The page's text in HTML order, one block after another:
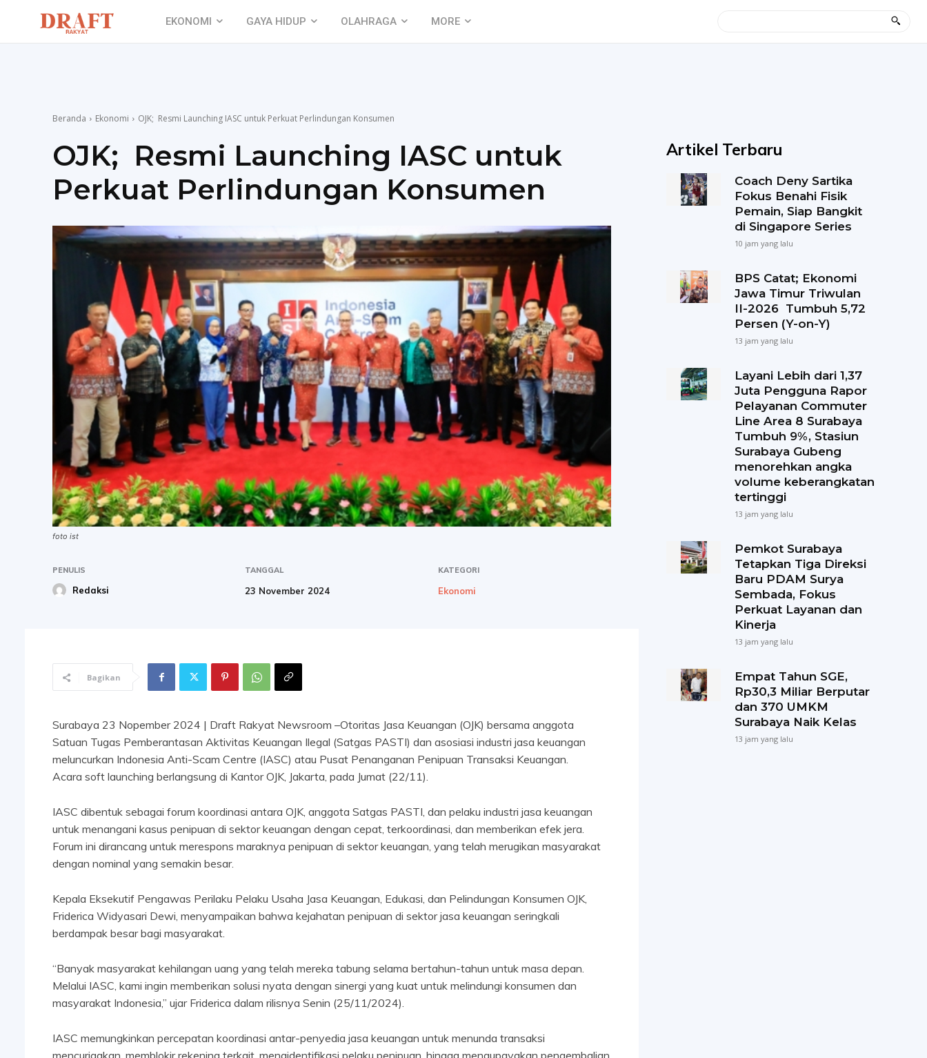
EKONOMI GAYA HIDUP OLAHRAGA MORE
Beranda Ekonomi OJK; Resmi Launching IASC untuk Perkuat Perlindungan Konsumen
OJK; Resmi Launching IASC untuk
Perkuat Perlindungan Konsumen
foto ist
PENULIS
Redaksi
TANGGAL
23 November 2024
KATEGORI
Ekonomi
Bagikan
Surabaya 23 Nopember 2024 | Draft Rakyat Newsroom –Otoritas Jasa Keuangan (OJK) bersama anggota
Satuan Tugas Pemberantasan Aktivitas Keuangan Ilegal (Satgas PASTI) dan asosiasi industri jasa keuangan
meluncurkan Indonesia Anti-Scam Centre (IASC) atau Pusat Penanganan Penipuan Transaksi Keuangan.
Acara soft launching berlangsung di Kantor OJK, Jakarta, pada Jumat (22/11).
IASC dibentuk sebagai forum koordinasi antara OJK, anggota Satgas PASTI, dan pelaku industri jasa keuangan
untuk menangani kasus penipuan di sektor keuangan dengan cepat, terkoordinasi, dan memberikan efek jera.
Forum ini dirancang untuk merespons maraknya penipuan di sektor keuangan, yang telah merugikan masyarakat
dengan nominal yang semakin besar.
Kepala Eksekutif Pengawas Perilaku Pelaku Usaha Jasa Keuangan, Edukasi, dan Pelindungan Konsumen OJK,
Friderica Widyasari Dewi, menyampaikan bahwa kejahatan penipuan di sektor jasa keuangan seringkali
berdampak besar bagi masyarakat.
“Banyak masyarakat kehilangan uang yang telah mereka tabung selama bertahun-tahun untuk masa depan.
Melalui IASC, kami ingin memberikan solusi nyata dengan sinergi yang kuat untuk melindungi konsumen dan
masyarakat Indonesia,” ujar Friderica dalam rilisnya Senin (25/11/2024).
IASC memungkinkan percepatan koordinasi antar-penyedia jasa keuangan untuk menunda transaksi
mencurigakan, memblokir rekening terkait, mengidentifikasi pelaku penipuan, hingga mengupayakan pengembalian
Artikel Terbaru
Coach Deny Sartika
Fokus Benahi Fisik
Pemain, Siap Bangkit
di Singapore Series
10 jam yang lalu
BPS Catat; Ekonomi
Jawa Timur Triwulan
II-2026 Tumbuh 5,72
Persen (Y-on-Y)
13 jam yang lalu
Layani Lebih dari 1,37
Juta Pengguna Rapor
Pelayanan Commuter
Line Area 8 Surabaya
Tumbuh 9%, Stasiun
Surabaya Gubeng
menorehkan angka
volume keberangkatan
tertinggi
13 jam yang lalu
Pemkot Surabaya
Tetapkan Tiga Direksi
Baru PDAM Surya
Sembada, Fokus
Perkuat Layanan dan
Kinerja
13 jam yang lalu
Empat Tahun SGE,
Rp30,3 Miliar Berputar
dan 370 UMKM
Surabaya Naik Kelas
13 jam yang lalu